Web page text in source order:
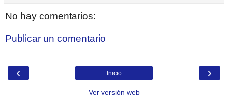
No hay comentarios:
Publicar un comentario
‹ ›
Inicio
Ver versión web